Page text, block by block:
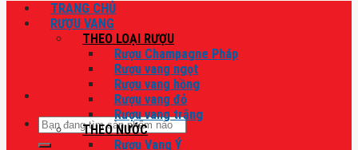
Tìm
kiếm:
TRANG CHỦ
RƯỢU VANG
THEO LOẠI RƯỢU
Rượu Champagne Pháp
Rượu vang ngọt
Rượu vang hồng
Rượu vang đỏ
Rượu vang trắng
THEO NƯỚC
Rượu Vang Ý